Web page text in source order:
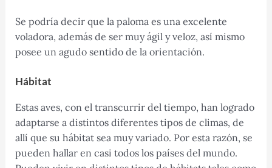
Se podría decir que la paloma es una excelente
voladora, además de ser muy ágil y veloz, así mismo
posee un agudo sentido de la orientación.
Hábitat
Estas aves, con el transcurrir del tiempo, han logrado
adaptarse a distintos diferentes tipos de climas, de
allí que su hábitat sea muy variado. Por esta razón, se
pueden hallar en casi todos los países del mundo.